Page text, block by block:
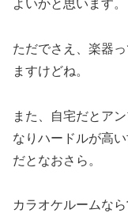
よいかと思います。
ただでさえ、楽器
ますけどね。
また、自宅だとア
なりハードルが高
だとなおさら。
カラオケルームな